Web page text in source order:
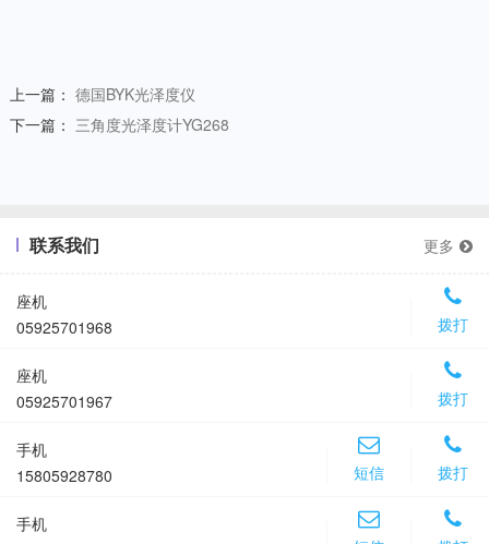
上一篇： 德国BYK光泽度仪
下一篇： 三角度光泽度计YG268
联系我们 更多
拨打
座机
05925701968
拨打
座机
05925701967
拨打
短信
手机
15805928780
手机